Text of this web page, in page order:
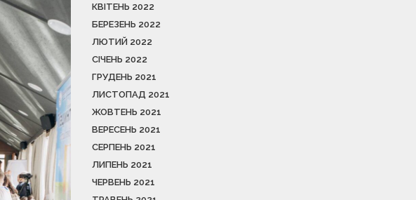
КВІТЕНЬ 2022
БЕРЕЗЕНЬ 2022
ЛЮТИЙ 2022
СІЧЕНЬ 2022
ГРУДЕНЬ 2021
ЛИСТОПАД 2021
ЖОВТЕНЬ 2021
ВЕРЕСЕНЬ 2021
СЕРПЕНЬ 2021
ЛИПЕНЬ 2021
ЧЕРВЕНЬ 2021